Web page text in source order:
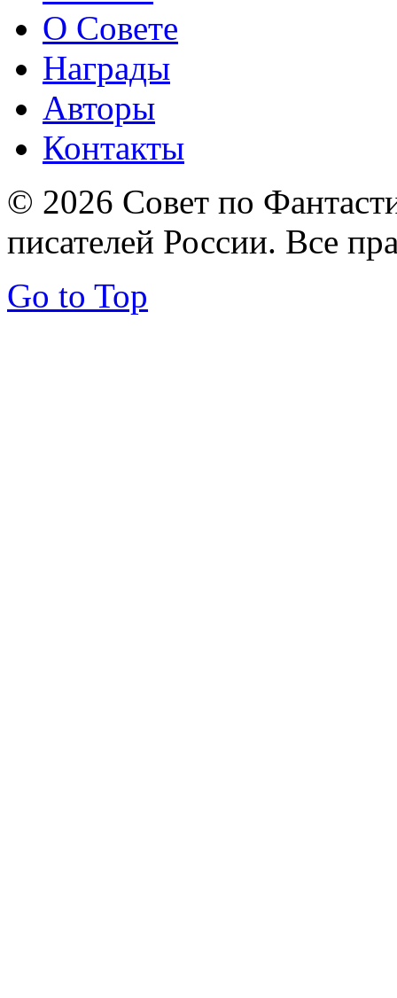
О Совете
Награды
Авторы
Контакты
© 2026 Совет по
писателей России. Все
Go to Top